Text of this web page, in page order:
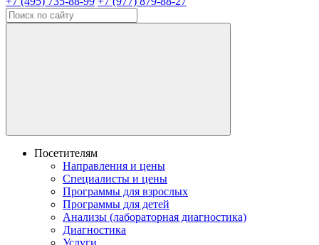
Посетителям
Направления и цены
Специалисты и цены
Программы для взрослых
Программы для детей
Анализы (лабораторная диагностика)
Диагностика
Услуги